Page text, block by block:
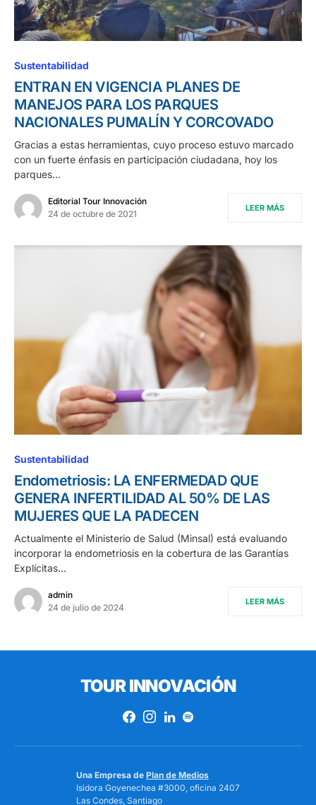
Sustentabilidad
ENTRAN EN VIGENCIA PLANES DE
MANEJOS PARA LOS PARQUES
NACIONALES PUMALÍN Y CORCOVADO
Gracias a estas herramientas, cuyo proceso estuvo marcado
con un fuerte énfasis en participación ciudadana, hoy los
parques…
Editorial Tour Innovación
24 de octubre de 2021
LEER MÁS
Sustentabilidad
Endometriosis: LA ENFERMEDAD QUE
GENERA INFERTILIDAD AL 50% DE LAS
MUJERES QUE LA PADECEN
Actualmente el Ministerio de Salud (Minsal) está evaluando
incorporar la endometriosis en la cobertura de las Garantías
Explícitas…
admin
24 de julio de 2024
LEER MÁS
TOUR INNOVACIÓN
Una Empresa de Plan de Medios
Isidora Goyenechea #3000, oficina 2407
Las Condes, Santiago